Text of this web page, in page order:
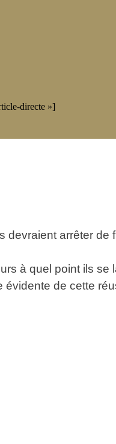
directe »]
devraient arrêter de
à quel point ils
évidente de cette